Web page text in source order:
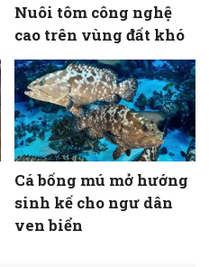
Nuôi tôm công nghệ
cao trên vùng đất khó
Cá bống mú mở hướng
sinh kế cho ngư dân
ven biển